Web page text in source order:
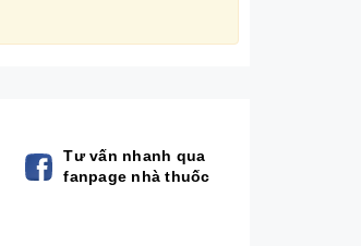
Tư vấn nhanh qua
fanpage nhà thuốc